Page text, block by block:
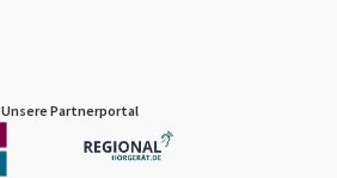
Unsere Partnerportal